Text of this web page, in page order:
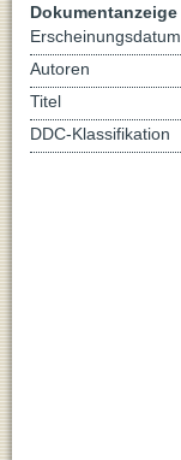
Dokumentanzeige
Erscheinungsdatum
Autoren
Titel
DDC-Klassifikation